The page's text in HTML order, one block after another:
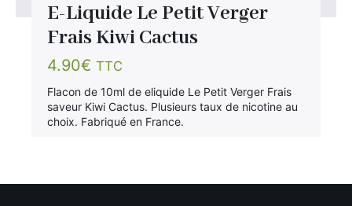
E-Liquide Le Petit Verger
Frais Kiwi Cactus
4.90€ TTC
Flacon de 10ml de eliquide Le Petit Verger Frais
saveur Kiwi Cactus. Plusieurs taux de nicotine au
choix. Fabriqué en France.